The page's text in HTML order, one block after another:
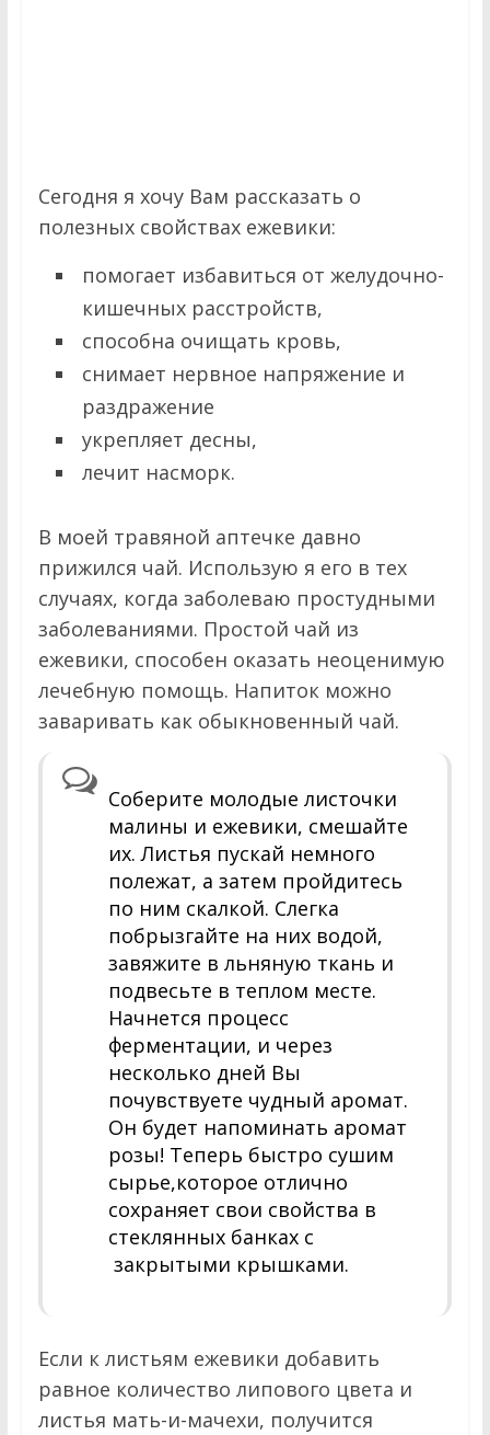
Сегодня я хочу Вам рассказать о
полезных свойствах ежевики:
помогает избавиться от желудочно-
кишечных расстройств,
способна очищать кровь,
снимает нервное напряжение и
раздражение
укрепляет десны,
лечит насморк.
В моей травяной аптечке давно
прижился чай. Использую я его в тех
случаях, когда заболеваю простудными
заболеваниями. Простой чай из
ежевики, способен оказать неоценимую
лечебную помощь. Напиток можно
заваривать как обыкновенный чай.
Соберите молодые листочки
малины и ежевики, смешайте
их. Листья пускай немного
полежат, а затем пройдитесь
по ним скалкой. Слегка
побрызгайте на них водой,
завяжите в льняную ткань и
подвесьте в теплом месте.
Начнется процесс
ферментации, и через
несколько дней Вы
почувствуете чудный аромат.
Он будет напоминать аромат
розы! Теперь быстро сушим
сырье,которое отлично
сохраняет свои свойства в
стеклянных банках с
закрытыми крышками.
Если к листьям ежевики добавить
равное количество липового цвета и
листья мать-и-мачехи, получится